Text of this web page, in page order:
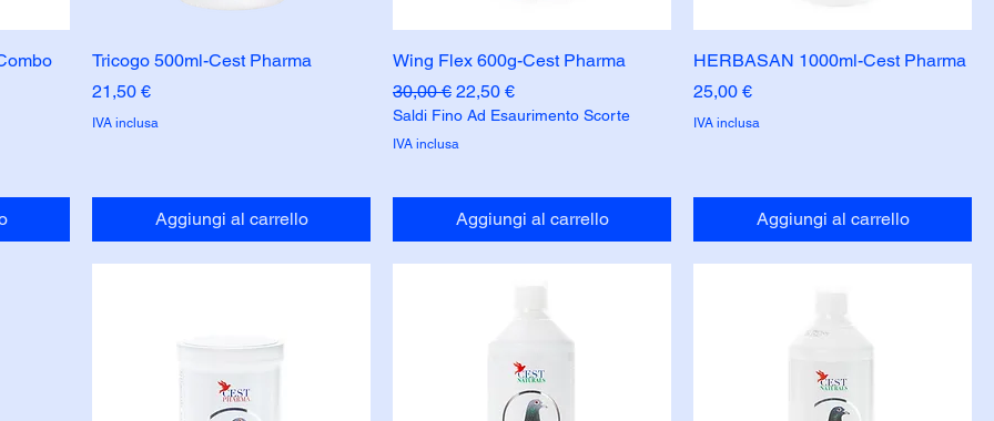
Tricogo 500ml-Cest Pharma
Prezzo
21,50 €
IVA inclusa
Aggiungi al carrello
Wing Flex 600g-Cest Pharma
Prezzo regolare
30,00 € Prezzo scontato
22,50 €
Saldi Fino Ad Esaurimento Scorte
IVA inclusa
Aggiungi al carrello
HERBASAN 1000ml-Cest Pharma
Prezzo
25,00 €
IVA inclusa
Aggiungi al carrello